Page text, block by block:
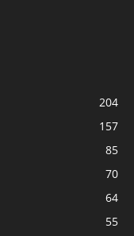
204
157
85
70
64
55